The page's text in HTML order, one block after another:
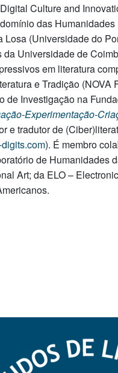
Culture and
das
(Universidade do
Universidade de
em literatura
e Tradição (NOVA
de Investigação na
Experimentação-
e tradutor de
). É membro
de Humanidades
Art; da ELO –